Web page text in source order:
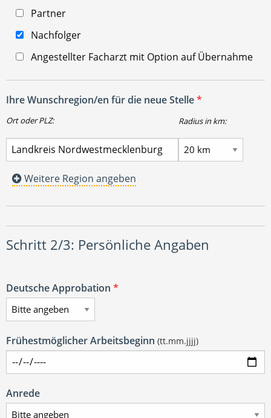
Partner
Nachfolger
Angestellter Facharzt mit Option auf Übernahme
Ihre Wunschregion/en für die neue Stelle*
Ort oder PLZ: Radius in km:
Weitere Region angeben
Schritt 2/3: Persönliche Angaben
Deutsche Approbation *
Frühestmöglicher Arbeitsbeginn (tt.mm.jjjj)
Anrede